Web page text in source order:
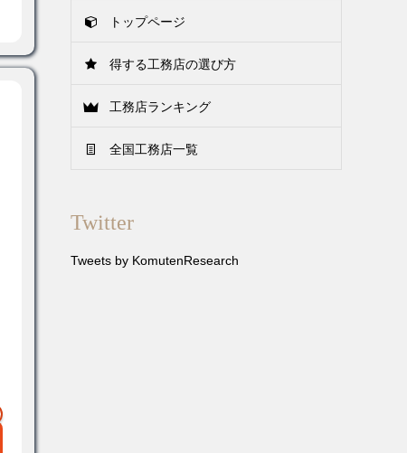
トップページ
得する工務店の選び方
工務店ランキング
全国工務店一覧
Twitter
Tweets by KomutenResearch